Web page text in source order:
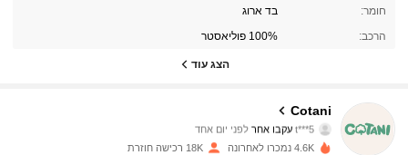
חומר: בד ארוג
הרכב: 100% פוליאסטר
הצג עוד
Cotani
42K עוקבים
t***5עקבו אחר לפני יום אחד
4.96
42K עוקבים 4.6K נמכרו לאחרונה 18K רכישה חוזרת